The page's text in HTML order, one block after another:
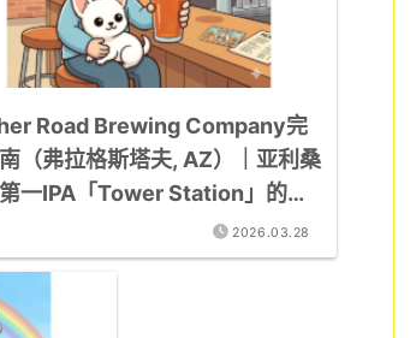
Road Brewing Company完
（弗拉格斯塔夫, AZ）｜亚利桑
一IPA「Tower Station」的一
2026.03.28